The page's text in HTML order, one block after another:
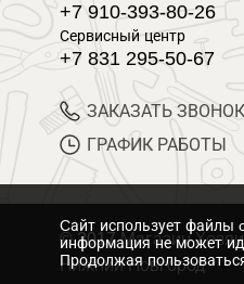
+7 910-393-80-26
Сервисный центр
+7 831 295-50-67
ЗАКАЗАТЬ ЗВОНОК
ГРАФИК РАБОТЫ
© 2017 Магазин
Нижний Новгород
Cайт использует файлы
информация не может
Продолжая